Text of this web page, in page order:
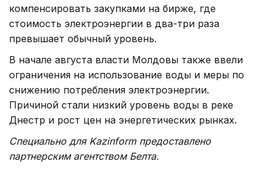
компенсировать закупками на бирже, где
стоимость электроэнергии в два-три раза
превышает обычный уровень.
В начале августа власти Молдовы также ввели
ограничения на использование воды и меры по
снижению потребления электроэнергии.
Причиной стали низкий уровень воды в реке
Днестр и рост цен на энергетических рынках.
Специально для Kazinform предоставлено
партнерским агентством Белта.